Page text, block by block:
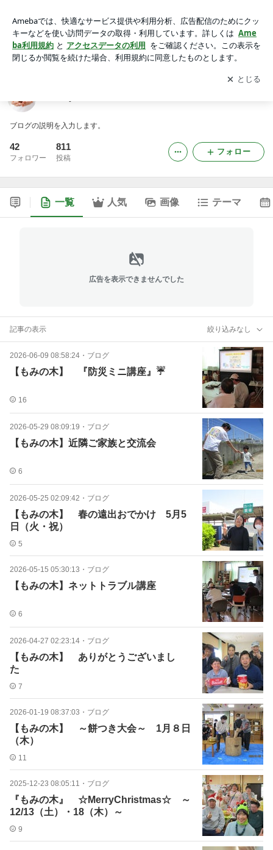
アプリをダウンロードして ブログの更新通知
を受け取りまし
ょう。
開く
ブログの説明を入力します。
42
フォロワー
811
投稿
フォロー
一覧 人気 画像 テーマ
広告を表示できませんでした
記事の表示 絞り込みなし
2026-06-09 08:58:24 ・ ブログ
【もみの木】 『防災ミニ講座』☔
16
2026-05-29 08:09:19 ・ ブログ
【もみの木】近隣ご家族と交流会
6
2026-05-25 02:09:42 ・ ブログ
【もみの木】 春の遠出おでかけ 5月5
日（火・祝）
5
2026-05-15 05:30:13 ・ ブログ
【もみの木】ネットトラブル講座
6
2026-04-27 02:23:14 ・ ブログ
【もみの木】 ありがとうございまし
た
7
2026-01-19 08:37:03 ・ ブログ
【もみの木】 ～餅つき大会～ 1月８日
（木）
11
2025-12-23 08:05:11 ・ ブログ
『もみの木』 ☆MerryChristmas☆ ～
12/13（土）・18（木）～
9